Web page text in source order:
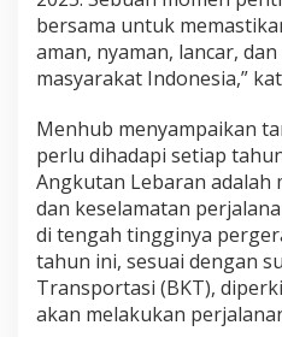
bersama untuk
aman, nyaman, lancar,
masyarakat Indonesia,”
Menhub menyampaikan
perlu dihadapi setiap
Angkutan Lebaran adalah
dan keselamatan
di tengah tingginya
tahun ini, sesuai dengan
Transportasi (BKT),
akan melakukan